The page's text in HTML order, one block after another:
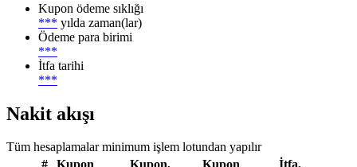
Kupon ödeme sıklığı
*** yılda zaman(lar)
Ödeme para birimi
***
İtfa tarihi
***
Nakit akışı
Tüm hesaplamalar minimum işlem lotundan yapılır